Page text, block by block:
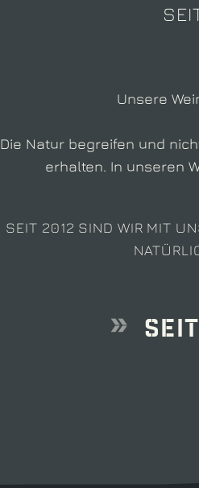
Unsere
Die Natur begreifen und
erhalten. In unseren
SEIT 2012 SIND WIR MIT